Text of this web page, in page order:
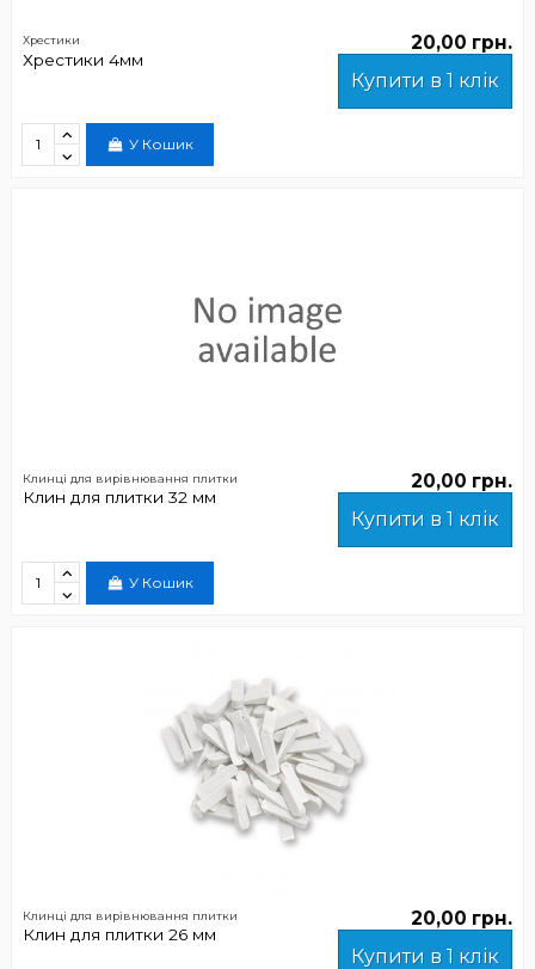
Хрестики
Хрестики 4мм
20,00 грн.
Купити в 1 клік
У Кошик
Клинці для вирівнювання плитки
Клин для плитки 32 мм
20,00 грн.
Купити в 1 клік
У Кошик
Клинці для вирівнювання плитки
Клин для плитки 26 мм
20,00 грн.
Купити в 1 клік